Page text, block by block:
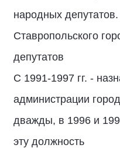
народных
Ставропольского
депутатов
С 1991-1997 гг. -
администрации
дважды, в 1996 и
эту должность